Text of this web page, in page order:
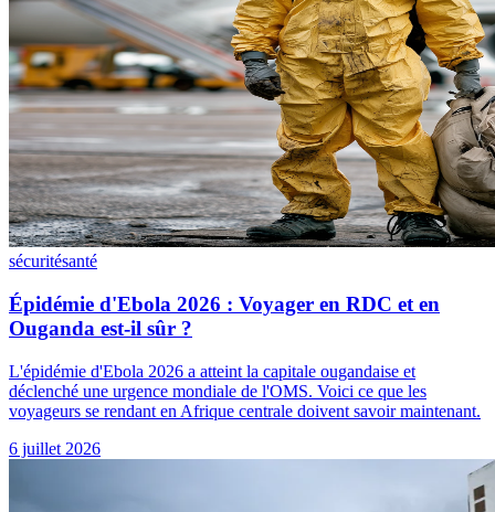
sécuritésanté
Épidémie d'Ebola 2026 : Voyager en RDC et en
Ouganda est-il sûr ?
L'épidémie d'Ebola 2026 a atteint la capitale ougandaise et
déclenché une urgence mondiale de l'OMS. Voici ce que les
voyageurs se rendant en Afrique centrale doivent savoir maintenant.
6 juillet 2026